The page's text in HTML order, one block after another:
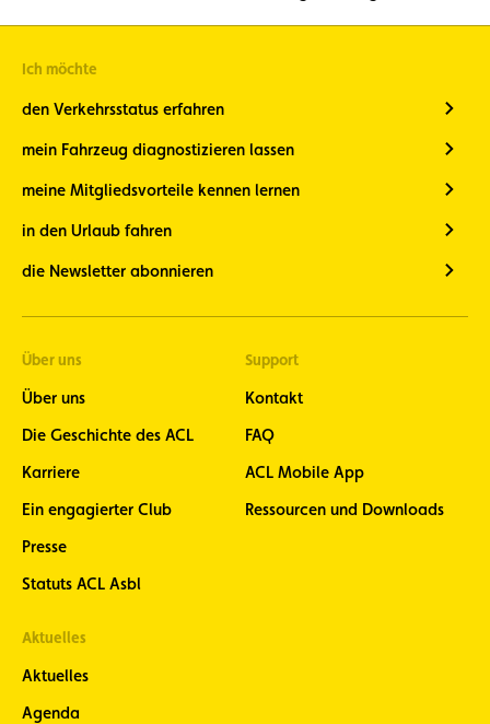
Ich möchte
den Verkehrsstatus erfahren
mein Fahrzeug diagnostizieren lassen
meine Mitgliedsvorteile kennen lernen
in den Urlaub fahren
die Newsletter abonnieren
Über uns
Über uns
Die Geschichte des ACL
Karriere
Ein engagierter Club
Presse
Statuts ACL Asbl
Support
Kontakt
FAQ
ACL Mobile App
Ressourcen und Downloads
Aktuelles
Aktuelles
Agenda